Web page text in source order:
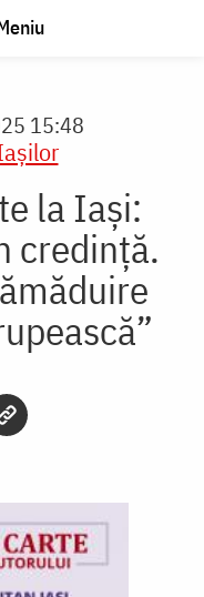
15:48
la Iași:
credință.